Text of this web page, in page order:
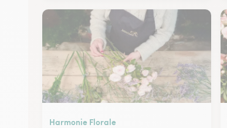
Harmonie Florale